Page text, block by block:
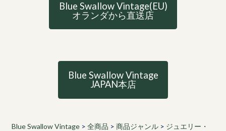
Blue Swallow Vintage(EU)
オランダから直送店
Blue Swallow Vintage
JAPAN本店
Blue Swallow Vintage> 全商品 > 商品ジャンル> ジュエリー・